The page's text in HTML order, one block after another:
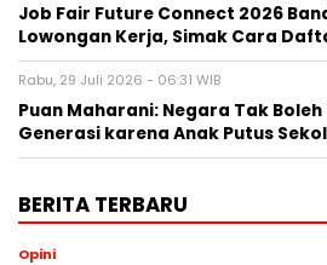
Job Fair Future Connect 2026
Lowongan Kerja, Simak Cara
Rabu, 29 Juli 2026 - 06:31 WIB
Puan Maharani: Negara Tak
Generasi karena Anak Putus
BERITA TERBARU
Opini